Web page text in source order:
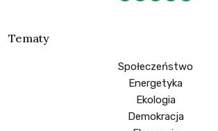
Tematy
Społeczeństwo
Energetyka
Ekologia
Demokracja